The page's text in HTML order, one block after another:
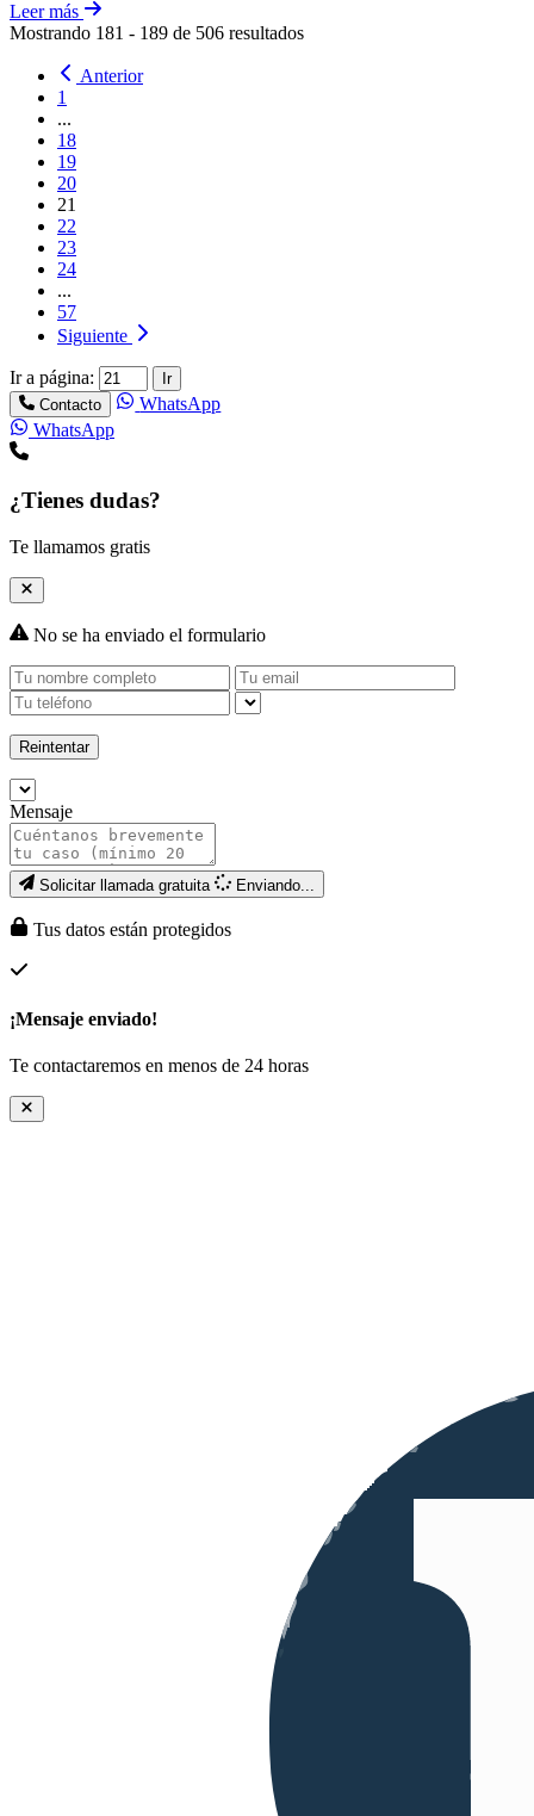
Leer más
Mostrando 181 - 189 de 506 resultados
Anterior
1
...
18
19
20
21
22
23
24
...
57
Siguiente
Ir a página:
Ir
Contacto
WhatsApp
WhatsApp
¿Tienes dudas?
Te llamamos gratis
No se ha enviado el formulario
Reintentar
Mensaje
Solicitar llamada gratuita Enviando...
Tus datos están protegidos
¡Mensaje enviado!
Te contactaremos en menos de 24 horas